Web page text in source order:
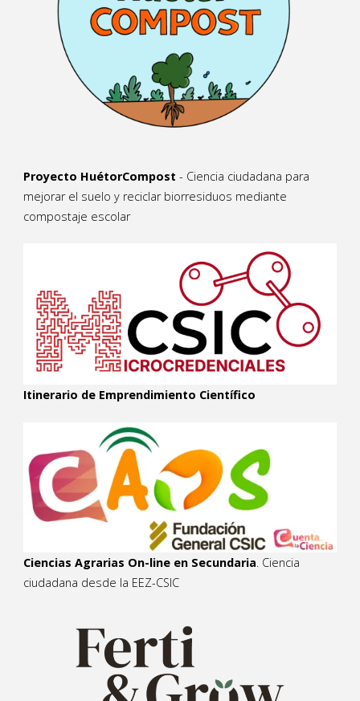
Proyecto HuétorCompost - Ciencia ciudadana para
mejorar el suelo y reciclar biorresiduos mediante
compostaje escolar
Itinerario de Emprendimiento Científico
Ciencias Agrarias On-line en Secundaria . Ciencia
ciudadana desde la EEZ-CSIC